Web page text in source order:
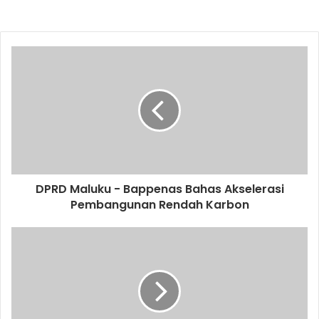
DPRD Maluku - Bappenas Bahas Akselerasi
Pembangunan Rendah Karbon